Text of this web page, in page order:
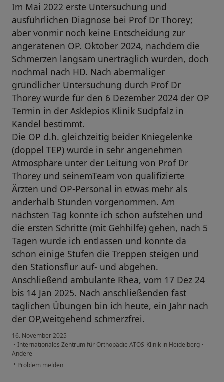
Im Mai 2022 erste Untersuchung und
ausführlichen Diagnose bei Prof Dr Thorey;
aber vonmir noch keine Entscheidung zur
angeratenen OP. Oktober 2024, nachdem die
Schmerzen langsam unerträglich wurden, doch
nochmal nach HD. Nach abermaliger
gründlicher Untersuchung durch Prof Dr
Thorey wurde für den 6 Dezember 2024 der OP
Termin in der Asklepios Klinik Südpfalz in
Kandel bestimmt.
Die OP d.h. gleichzeitig beider Kniegelenke
(doppel TEP) wurde in sehr angenehmen
Atmosphäre unter der Leitung von Prof Dr
Thorey und seinemTeam von qualifizierte
Ärzten und OP-Personal in etwas mehr als
anderhalb Stunden vorgenommen. Am
nächsten Tag konnte ich schon aufstehen und
die ersten Schritte (mit Gehhilfe) gehen, nach 5
Tagen wurde ich entlassen und konnte da
schon einige Stufen die Treppen steigen und
den Stationsflur auf- und abgehen.
Anschließend ambulante Rhea, vom 17 Dez 24
bis 14 Jan 2025. Nach anschließenden fast
täglichen Übungen bin ich heute, ein Jahr nach
der OP,weitgehend schmerzfrei.
16. November 2025
• Internationales Zentrum für Orthopädie ATOS-Klinik in Heidelberg •
Andere
• Problem melden